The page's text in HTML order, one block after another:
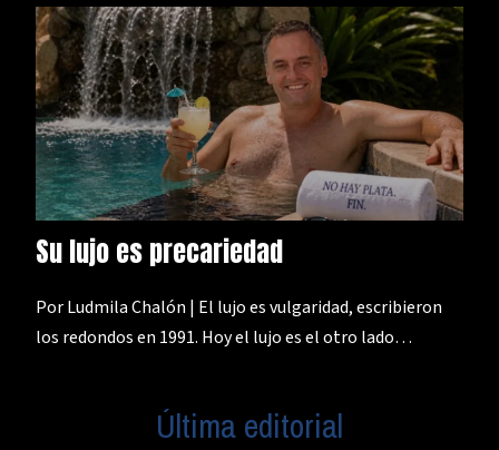
Su lujo es precariedad
Por Ludmila Chalón | El lujo es vulgaridad, escribieron
los redondos en 1991. Hoy el lujo es el otro lado…
Última editorial